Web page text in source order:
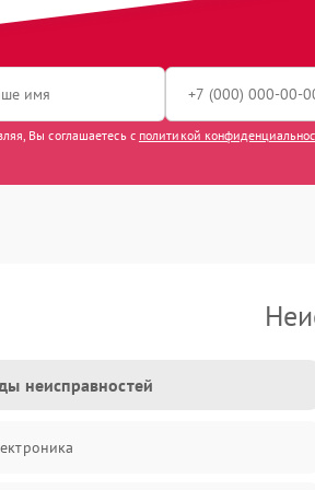
Вы соглашаетесь с политикой
неисправностей